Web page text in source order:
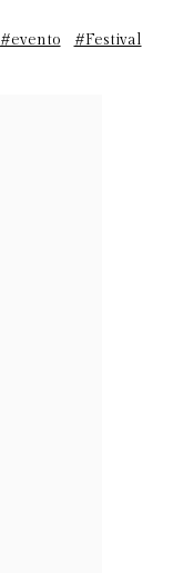
#evento
#Festival